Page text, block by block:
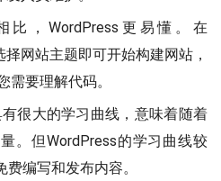
比，WordPress更易懂。在
网站主题即可开始构建网站，
需要理解代码。
很大的学习曲线，意味着随着
。但WordPress的学习曲线较
编写和发布内容。